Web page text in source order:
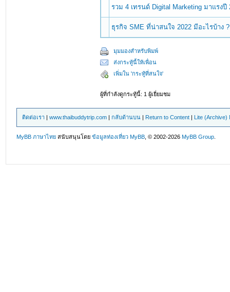
รวม 4 เทรนด์ Digital Marketing มาแรง
ธุรกิจ SME ที่น่าสนใจ 2022 มีอะไรบ้าง ?
มุมมองสำหรับพิมพ์
ส่งกระทู้นี้ให้เพื่อน
เพิ่มใน 'กระทู้ที่สนใจ'
ผู้ที่กำลังดูกระทู้นี้: 1 ผู้เยี่ยมชม
ติดต่อเรา |www.thaibuddytrip.com |กลับด้านบน | Return to Content | Lite (Archive)
MyBB ภาษาไทย สนับสนุนโดยข้อมูลท่องเที่ยว MyBB , © 2002-2026MyBB Group